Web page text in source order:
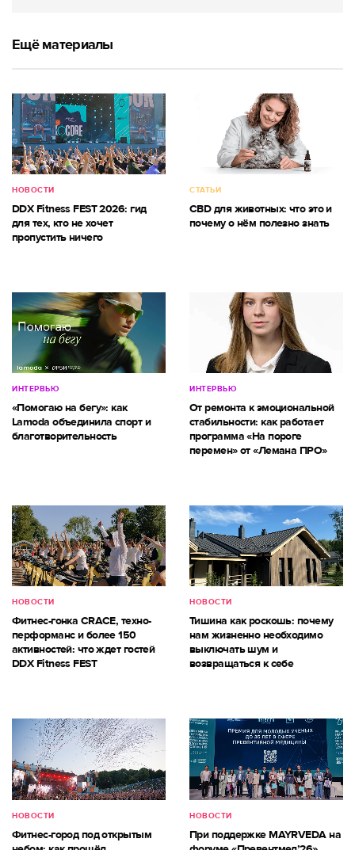
Ещё материалы
НОВОСТИ
DDX Fitness FEST 2026: гид
для тех, кто не хочет
пропустить ничего
СТАТЬИ
CBD для животных: что это и
почему о нём полезно знать
ИНТЕРВЬЮ
«Помогаю на бегу»: как
Lamoda объединила спорт и
благотворительность
ИНТЕРВЬЮ
От ремонта к эмоциональной
стабильности: как работает
программа «На пороге
перемен» от «Лемана ПРО»
НОВОСТИ
Фитнес-гонка CRACE, техно-
перформанс и более 150
активностей: что ждет гостей
DDX Fitness FEST
НОВОСТИ
Тишина как роскошь: почему
нам жизненно необходимо
выключать шум и
возвращаться к себе
НОВОСТИ
Фитнес-город под открытым
НОВОСТИ
При поддержке MAYRVEDA на